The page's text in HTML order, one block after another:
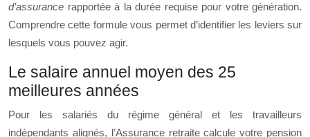
d’assurance rapportée à la durée requise pour votre génération.
Comprendre cette formule vous permet d’identifier les leviers sur
lesquels vous pouvez agir.
Le salaire annuel moyen des 25
meilleures années
Pour les salariés du régime général et les travailleurs
indépendants alignés, l’Assurance retraite calcule votre pension